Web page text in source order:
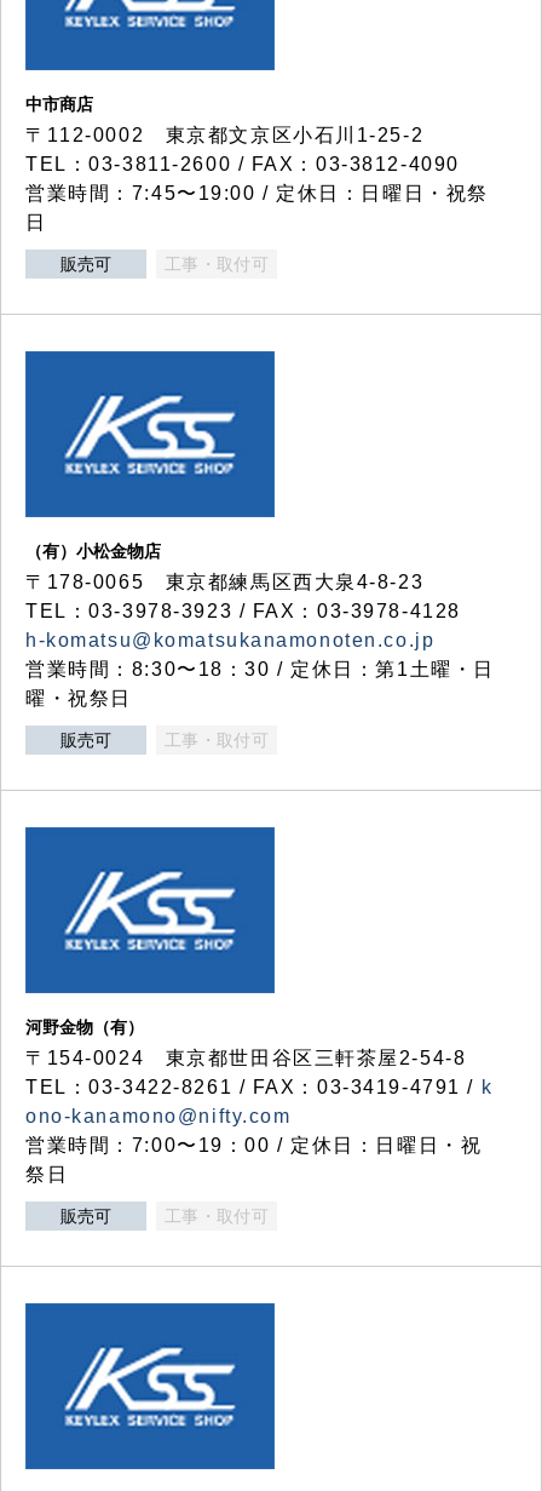
中市商店
〒112-0002 東京都文京区小石川1-25-2
TEL：03-3811-2600 / FAX：03-3812-4090
営業時間：7:45〜19:00 / 定休日：日曜日・祝祭
日
販売可 工事・取付可
（有）小松金物店
〒178-0065 東京都練馬区西大泉4-8-23
TEL：03-3978-3923 / FAX：03-3978-4128
h-komatsu@komatsukanamonoten.co.jp
営業時間：8:30〜18：30 / 定休日：第1土曜・日
曜・祝祭日
販売可 工事・取付可
河野金物（有）
〒154-0024 東京都世田谷区三軒茶屋2-54-8
TEL：03-3422-8261 / FAX：03-3419-4791 / k
ono-kanamono@nifty.com
営業時間：7:00〜19：00 / 定休日：日曜日・祝
祭日
販売可 工事・取付可